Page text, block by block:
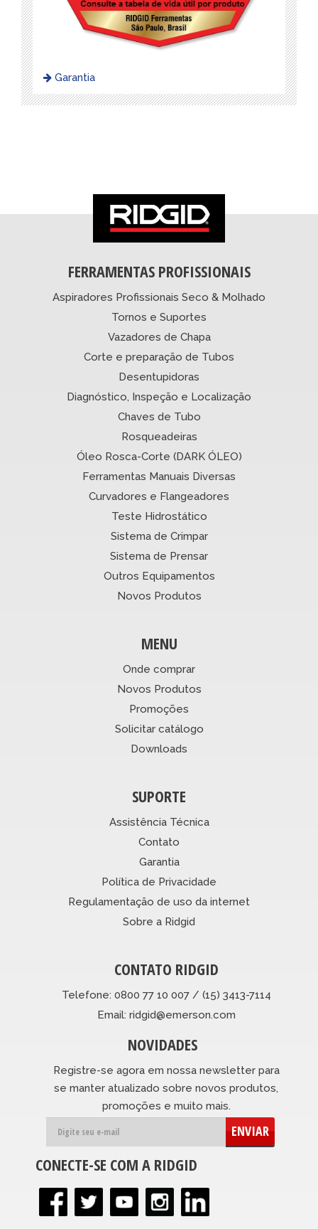
Garantia
FERRAMENTAS PROFISSIONAIS
Aspiradores Profissionais Seco & Molhado
Tornos e Suportes
Vazadores de Chapa
Corte e preparação de Tubos
Desentupidoras
Diagnóstico, Inspeção e Localização
Chaves de Tubo
Rosqueadeiras
Óleo Rosca-Corte (DARK ÓLEO)
Ferramentas Manuais Diversas
Curvadores e Flangeadores
Teste Hidrostático
Sistema de Crimpar
Sistema de Prensar
Outros Equipamentos
Novos Produtos
MENU
Onde comprar
Novos Produtos
Promoções
Solicitar catálogo
Downloads
SUPORTE
Assistência Técnica
Contato
Garantia
Política de Privacidade
Regulamentação de uso da internet
Sobre a Ridgid
CONTATO RIDGID
Telefone: 0800 77 10 007 / (15) 3413-7114
Email: ridgid@emerson.com
NOVIDADES
Registre-se agora em nossa newsletter para
se manter atualizado sobre novos produtos,
promoções e muito mais.
ENVIAR
CONECTE-SE COM A RIDGID